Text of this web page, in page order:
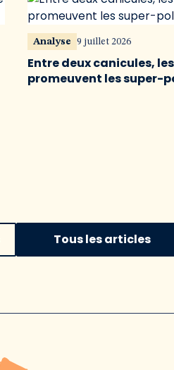
Analyse 9 juillet 2026
Entre deux canicules,
promeuvent les super-
Tous les articles